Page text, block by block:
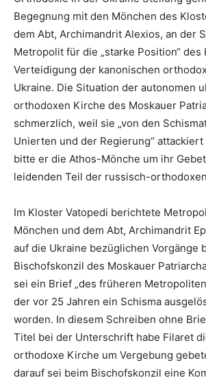
Begegnung mit den Mönchen des
dem Abt, Archimandrit Alexios, an der
Metropolit für die „starke Position“ des
Verteidigung der kanonischen
Ukraine. Die Situation der autonomen
orthodoxen Kirche des Moskauer
schmerzlich, weil sie „von den
Unierten und der Regierung“
bitte er die Athos-Mönche um ihr
leidenden Teil der russisch-
Im Kloster Vatopedi berichtete
Mönchen und dem Abt, Archimandrit
auf die Ukraine bezüglichen Vorgänge
Bischofskonzil des Moskauer
sei ein Brief „des früheren
der vor 25 Jahren ein Schisma
worden. In diesem Schreiben ohne
Titel bei der Unterschrift habe Filaret
orthodoxe Kirche um Vergebung
darauf sei beim Bischofskonzil eine